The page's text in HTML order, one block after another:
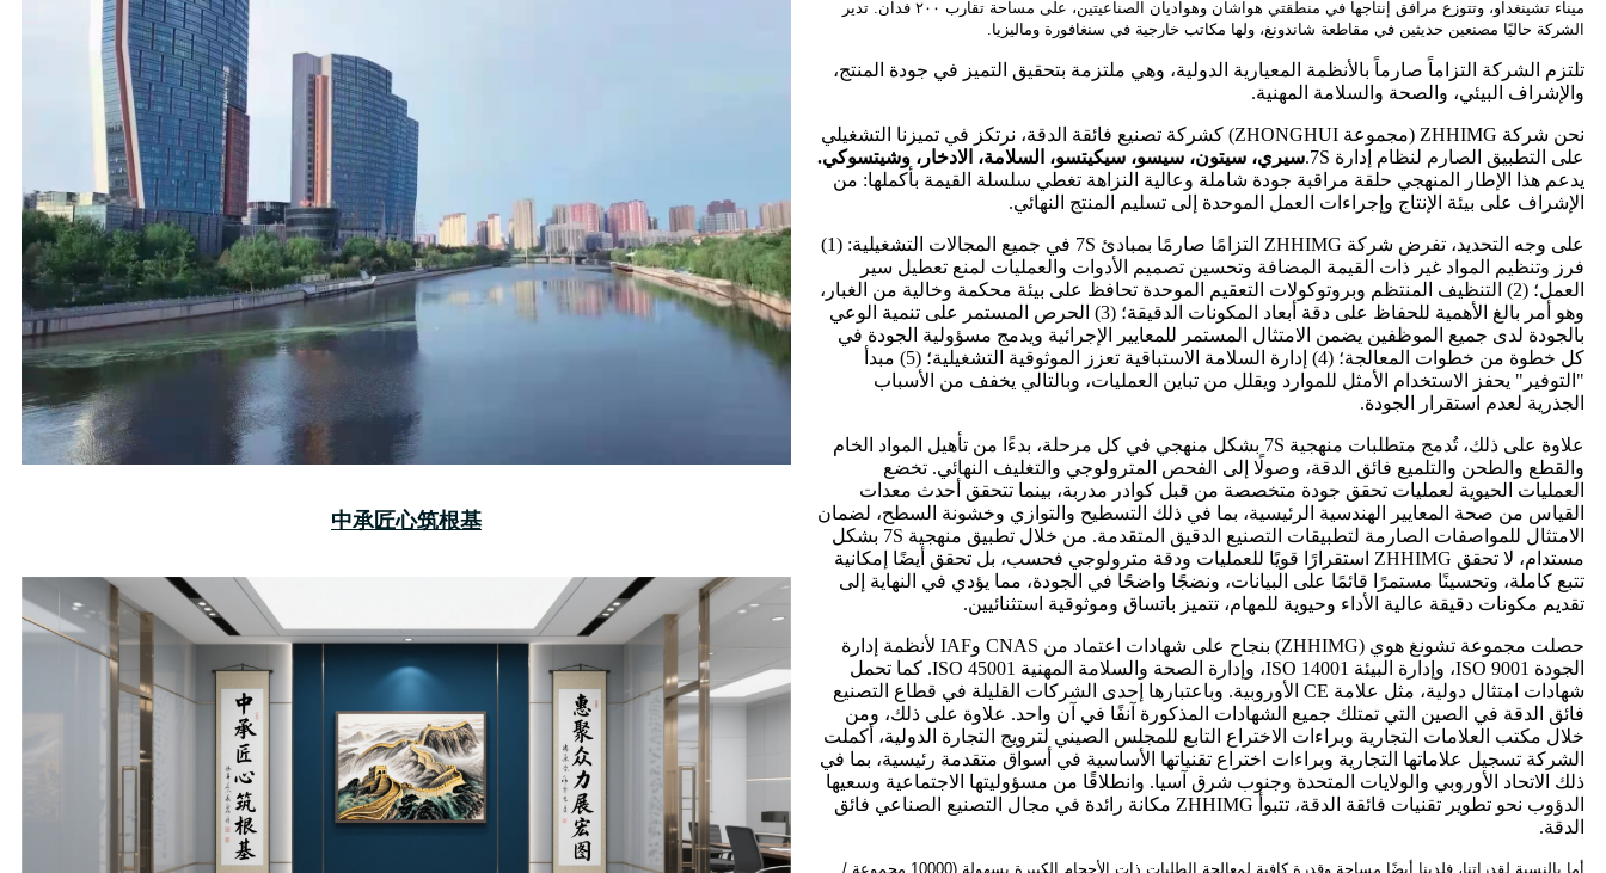
中承匠心筑根基
ميناء تشينغداو، وتتوزع مرافق إنتاجها في منطقتي هواشان وهواديان الصناعيتين، على مساحة تقارب ٢٠٠ فدان. تدير
الشركة حاليًا مصنعين حديثين في مقاطعة شاندونغ، ولها مكاتب خارجية في سنغافورة وماليزيا.
تلتزم الشركة التزاماً صارماً بالأنظمة المعيارية الدولية، وهي ملتزمة بتحقيق التميز في جودة المنتج،
والإشراف البيئي، والصحة والسلامة المهنية.
نحن شركة ZHHIMG (مجموعة ZHONGHUI) كشركة تصنيع فائقة الدقة، نرتكز في تميزنا التشغيلي
على التطبيق الصارم لنظام إدارة 7S.
سيري، سيتون، سيسو، سيكيتسو، السلامة، الادخار، وشيتسوكي.
يدعم هذا الإطار المنهجي حلقة مراقبة جودة شاملة وعالية النزاهة تغطي سلسلة القيمة بأكملها: من
الإشراف على بيئة الإنتاج وإجراءات العمل الموحدة إلى تسليم المنتج النهائي.
على وجه التحديد، تفرض شركة ZHHIMG التزامًا صارمًا بمبادئ 7S في جميع المجالات التشغيلية: (1)
فرز وتنظيم المواد غير ذات القيمة المضافة وتحسين تصميم الأدوات والعمليات لمنع تعطيل سير
العمل؛ (2) التنظيف المنتظم وبروتوكولات التعقيم الموحدة تحافظ على بيئة محكمة وخالية من الغبار،
وهو أمر بالغ الأهمية للحفاظ على دقة أبعاد المكونات الدقيقة؛ (3) الحرص المستمر على تنمية الوعي
بالجودة لدى جميع الموظفين يضمن الامتثال المستمر للمعايير الإجرائية ويدمج مسؤولية الجودة في
كل خطوة من خطوات المعالجة؛ (4) إدارة السلامة الاستباقية تعزز الموثوقية التشغيلية؛ (5) مبدأ
"التوفير" يحفز الاستخدام الأمثل للموارد ويقلل من تباين العمليات، وبالتالي يخفف من الأسباب
الجذرية لعدم استقرار الجودة.
علاوة على ذلك، تُدمج متطلبات منهجية 7S بشكل منهجي في كل مرحلة، بدءًا من تأهيل المواد الخام
والقطع والطحن والتلميع فائق الدقة، وصولًا إلى الفحص المترولوجي والتغليف النهائي. تخضع
العمليات الحيوية لعمليات تحقق جودة متخصصة من قبل كوادر مدربة، بينما تتحقق أحدث معدات
القياس من صحة المعايير الهندسية الرئيسية، بما في ذلك التسطيح والتوازي وخشونة السطح، لضمان
الامتثال للمواصفات الصارمة لتطبيقات التصنيع الدقيق المتقدمة. من خلال تطبيق منهجية 7S بشكل
مستدام، لا تحقق ZHHIMG استقرارًا قويًا للعمليات ودقة مترولوجي فحسب، بل تحقق أيضًا إمكانية
تتبع كاملة، وتحسينًا مستمرًا قائمًا على البيانات، ونضجًا واضحًا في الجودة، مما يؤدي في النهاية إلى
تقديم مكونات دقيقة عالية الأداء وحيوية للمهام، تتميز باتساق وموثوقية استثنائيين.
حصلت مجموعة تشونغ هوي (ZHHIMG) بنجاح على شهادات اعتماد من CNAS وIAF لأنظمة إدارة
الجودة ISO 9001، وإدارة البيئة ISO 14001، وإدارة الصحة والسلامة المهنية ISO 45001. كما تحمل
شهادات امتثال دولية، مثل علامة CE الأوروبية. وباعتبارها إحدى الشركات القليلة في قطاع التصنيع
فائق الدقة في الصين التي تمتلك جميع الشهادات المذكورة آنفًا في آن واحد. علاوة على ذلك، ومن
خلال مكتب العلامات التجارية وبراءات الاختراع التابع للمجلس الصيني لترويج التجارة الدولية، أكملت
الشركة تسجيل علاماتها التجارية وبراءات اختراع تقنياتها الأساسية في أسواق متقدمة رئيسية، بما في
ذلك الاتحاد الأوروبي والولايات المتحدة وجنوب شرق آسيا. وانطلاقًا من مسؤوليتها الاجتماعية وسعيها
الدؤوب نحو تطوير تقنيات فائقة الدقة، تتبوأ ZHHIMG مكانة رائدة في مجال التصنيع الصناعي فائق
الدقة.
أما بالنسبة لقدراتنا، فلدينا أيضًا مساحة وقدرة كافية لمعالجة الطلبات ذات الأحجام الكبيرة بسهولة (10000 مجموعة /